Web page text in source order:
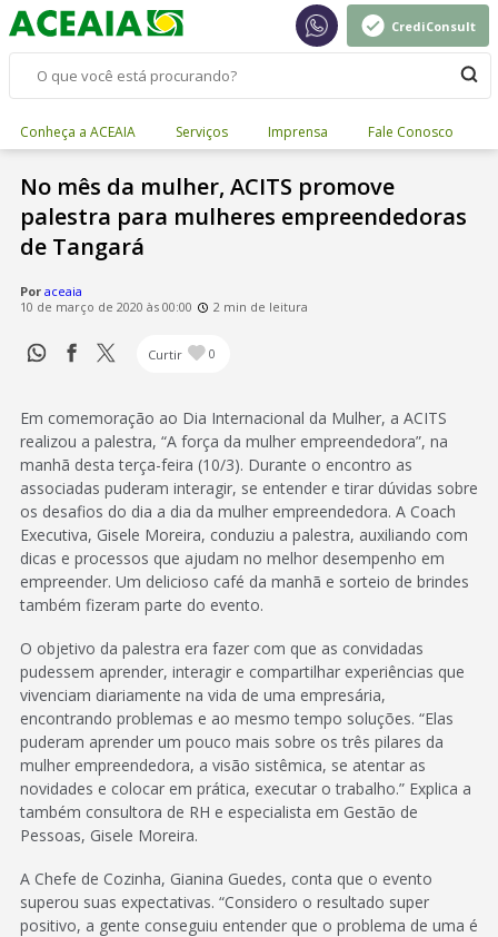
CrediConsult
Conheça a ACEAIA Serviços Imprensa Fale Conosco
No mês da mulher, ACITS promove
palestra para mulheres empreendedoras
de Tangará
Por aceaia
10 de março de 2020 às 00:00
2 min de leitura
Curtir 0
Em comemoração ao Dia Internacional da Mulher, a ACITS
realizou a palestra, “A força da mulher empreendedora”, na
manhã desta terça-feira (10/3). Durante o encontro as
associadas puderam interagir, se entender e tirar dúvidas sobre
os desafios do dia a dia da mulher empreendedora. A Coach
Executiva, Gisele Moreira, conduziu a palestra, auxiliando com
dicas e processos que ajudam no melhor desempenho em
empreender. Um delicioso café da manhã e sorteio de brindes
também fizeram parte do evento.
O objetivo da palestra era fazer com que as convidadas
pudessem aprender, interagir e compartilhar experiências que
vivenciam diariamente na vida de uma empresária,
encontrando problemas e ao mesmo tempo soluções. “Elas
puderam aprender um pouco mais sobre os três pilares da
mulher empreendedora, a visão sistêmica, se atentar as
novidades e colocar em prática, executar o trabalho.” Explica a
também consultora de RH e especialista em Gestão de
Pessoas, Gisele Moreira.
A Chefe de Cozinha, Gianina Guedes, conta que o evento
superou suas expectativas. “Considero o resultado super
positivo, a gente conseguiu entender que o problema de uma é